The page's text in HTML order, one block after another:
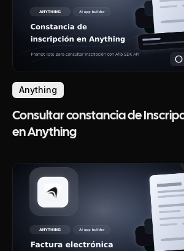
Anything
Consultar constancia de
en Anything